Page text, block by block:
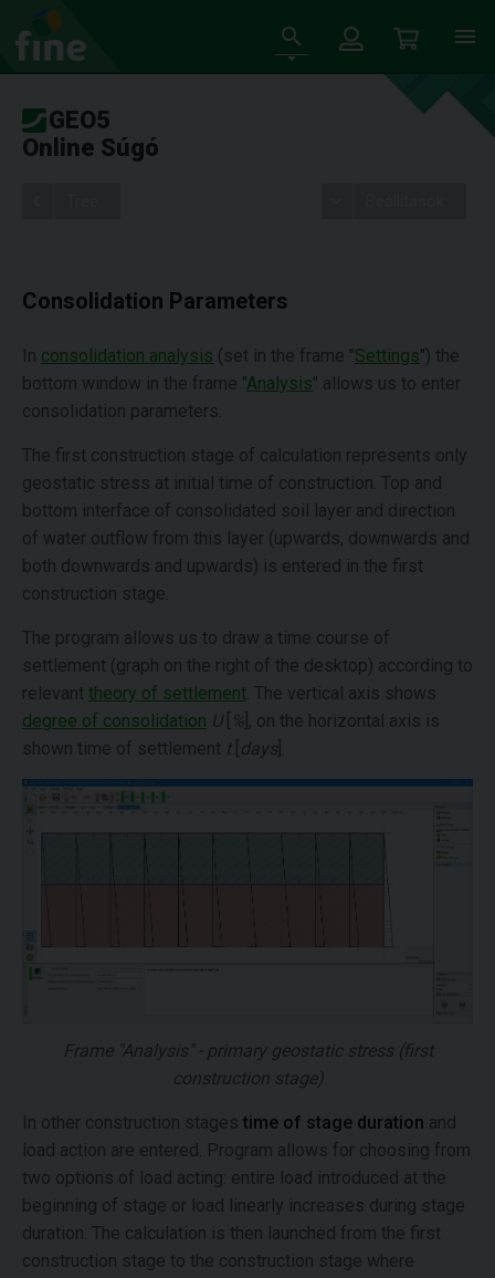
GEO5
Online Súgó
Consolidation Parameters
In consolidation analysis (set in the frame "Settings") the
bottom window in the frame "Analysis" allows us to enter
consolidation parameters.
The first construction stage of calculation represents only
geostatic stress at initial time of construction. Top and
bottom interface of consolidated soil layer and direction
of water outflow from this layer (upwards, downwards and
both downwards and upwards) is entered in the first
construction stage.
The program allows us to draw a time course of
settlement (graph on the right of the desktop) according to
relevant theory of settlement . The vertical axis shows
degree of consolidation U[ % ], on the horizontal axis is
shown time of settlement t days].
Frame "Analysis" - primary geostatic stress (first
construction stage)
In other construction stages time of stage duration and
load action are entered. Program allows for choosing from
two options of load acting: entire load introduced at the
beginning of stage or load linearly increases during stage
duration. The calculation is then launched from the first
construction stage to the construction stage where